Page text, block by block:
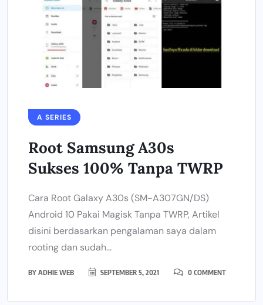
A SERIES
Root Samsung A30s
Sukses 100% Tanpa TWRP
Cara Root Galaxy A30s (SM-A307GN/DS)
Android 10 Pakai Magisk Tanpa TWRP, Artikel
disini berdasarkan pengalaman saya dalam
rooting dan sudah...
BY ADHIE WEB SEPTEMBER 5, 2021 0 COMMENT